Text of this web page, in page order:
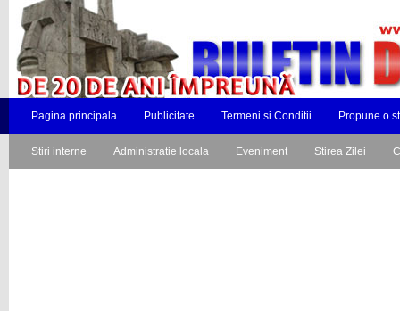
Pagina principala Publicitate Termeni si Conditii Propune o
Stiri interne Administratie locala Eveniment Stirea Zilei